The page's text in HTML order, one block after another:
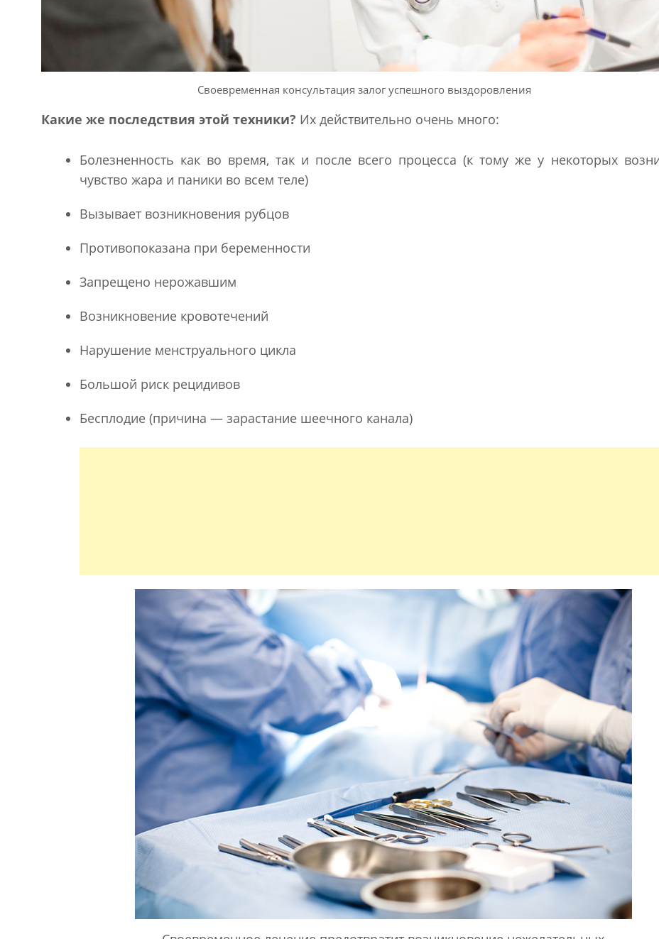
Своевременная консультация залог успешного выздоровления
Какие же последствия этой техники? Их действительно очень много:
Болезненность как во время, так и после всего процесса (к тому же у некоторых
чувство жара и паники во всем теле)
Вызывает возникновения рубцов
Противопоказана при беременности
Запрещено нерожавшим
Возникновение кровотечений
Нарушение менструального цикла
Большой риск рецидивов
Бесплодие (причина — зарастание шеечного канала)